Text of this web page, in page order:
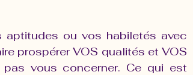
ou vos habiletés avec
prospérer VOS qualités et VOS
vous concerner. Ce qui est